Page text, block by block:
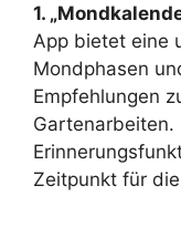
1.
App bietet eine
Mondphasen
Empfehlungen
Gartenarbeiten.
Zeitpunkt für